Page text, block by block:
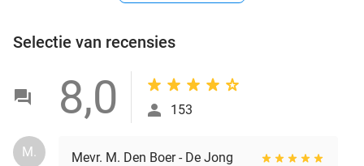
Selectie van recensies
8,0 153
M.
Mevr. M. Den Boer - De Jong